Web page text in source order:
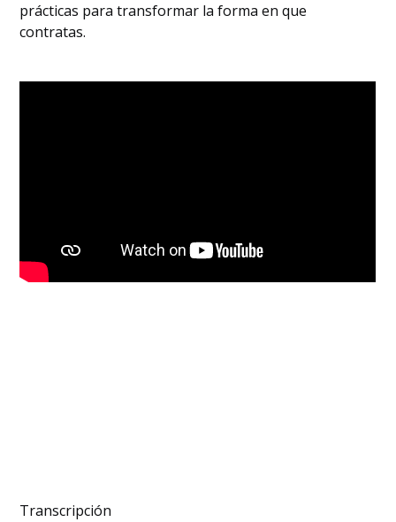
talento adecuado
‍Lacara de la contratación tecnológica:
repercusiones
prácticas para transformar la forma en que
contratas.
Transcripción